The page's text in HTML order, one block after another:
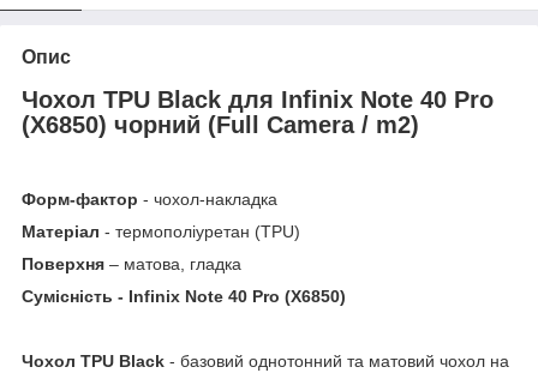
Опис
Чохол TPU Black для Infinix Note 40 Pro
(X6850) чорний (Full
Camera / m2)
Форм-фактор - чохол-накладка
Матеріал - термополіуретан (TPU)
Поверхня – матова, гладка
Сумісність - Infinix Note 40 Pro (X6850)
Чохол TPU Black - базовий однотонний та матовий чохол на